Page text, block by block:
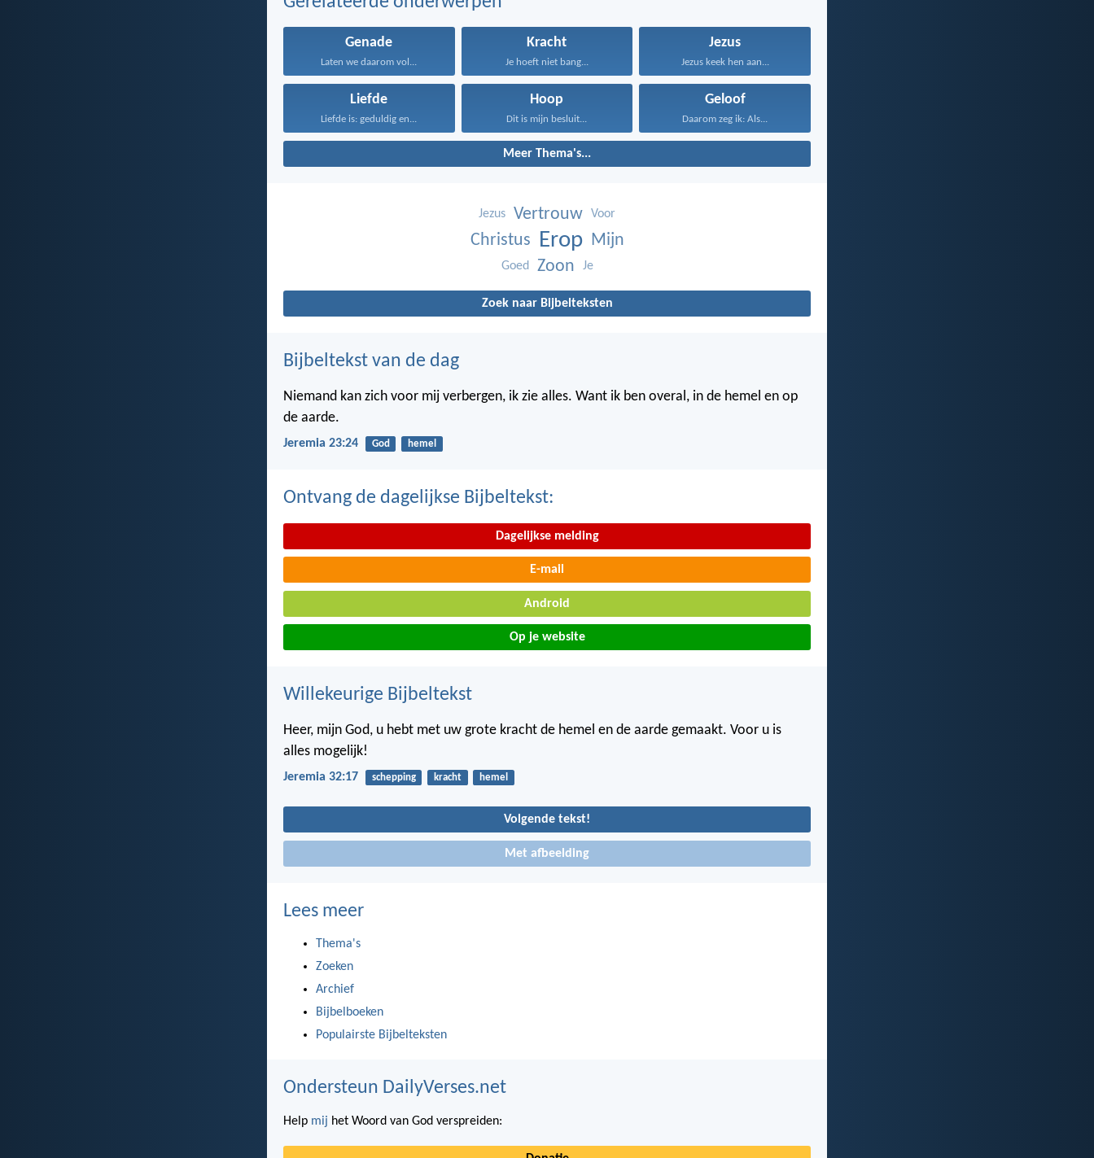
Genade
Laten we daarom vol...
Kracht
Je hoeft niet bang...
Jezus
Jezus keek hen aan...
Liefde
Liefde is: geduldig en...
Hoop
Dit is mijn besluit...
Geloof
Daarom zeg ik: Als...
Meer Thema's...
Jezus Vertrouw Voor
Christus Erop Mijn
Goed Zoon Je
Zoek naar Bijbelteksten
Bijbeltekst van de dag
Niemand kan zich voor mij verbergen, ik zie alles. Want ik ben overal, in de hemel en op
de aarde.
Jeremia 23:24 God hemel
Ontvang de dagelijkse Bijbeltekst:
Dagelijkse melding
E-mail
Android
Op je website
Willekeurige Bijbeltekst
Heer, mijn God, u hebt met uw grote kracht de hemel en de aarde gemaakt. Voor u is
alles mogelijk!
Jeremia 32:17 schepping kracht hemel
Volgende tekst!
Met afbeelding
Lees meer
Thema's
Zoeken
Archief
Bijbelboeken
Populairste Bijbelteksten
Ondersteun DailyVerses.net
Help mij het Woord van God verspreiden: